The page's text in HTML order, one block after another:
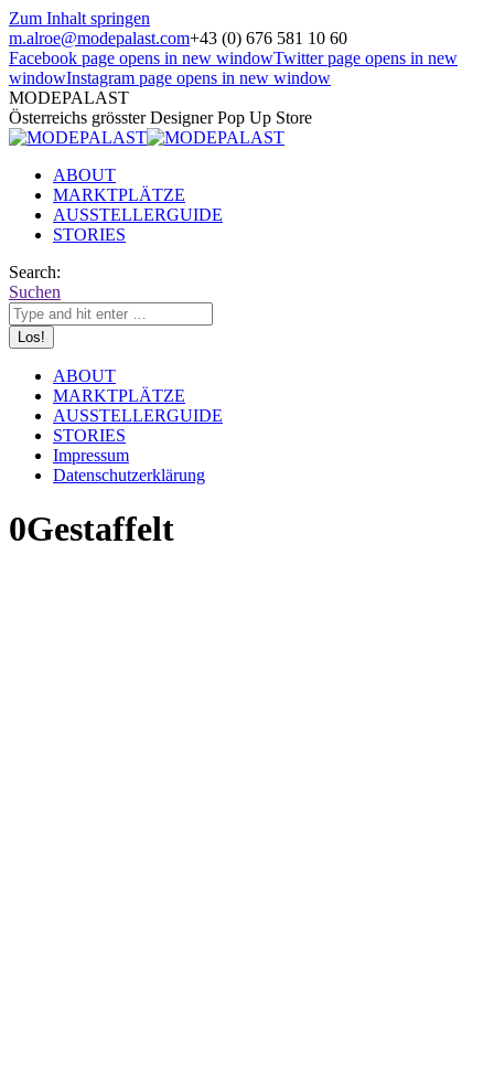
Zum Inhalt springen
m.alroe@modepalast.com+43 (0) 676 581 10 60
Facebook page opens in new windowTwitter page opens in new
windowInstagram page opens in new window
MODEPALAST
Österreichs grösster Designer Pop Up Store
ABOUT
MARKTPLÄTZE
AUSSTELLERGUIDE
STORIES
Search:
Suchen
ABOUT
MARKTPLÄTZE
AUSSTELLERGUIDE
STORIES
Impressum
Datenschutzerklärung
0Gestaffelt